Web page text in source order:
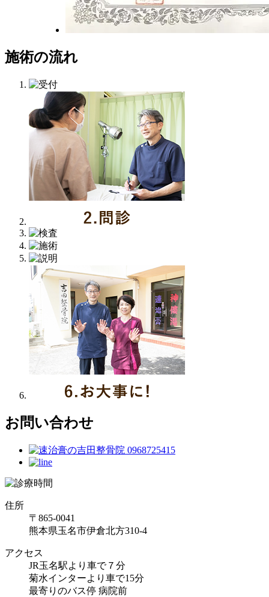
施術の流れ
お問い合わせ
住所
〒865-0041
熊本県玉名市伊倉北方310-4
アクセス
JR玉名駅より車で７分
菊水インターより車で15分
最寄りのバス停 病院前